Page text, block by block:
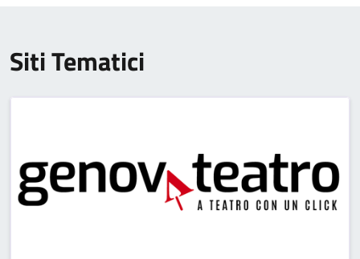
Siti Tematici